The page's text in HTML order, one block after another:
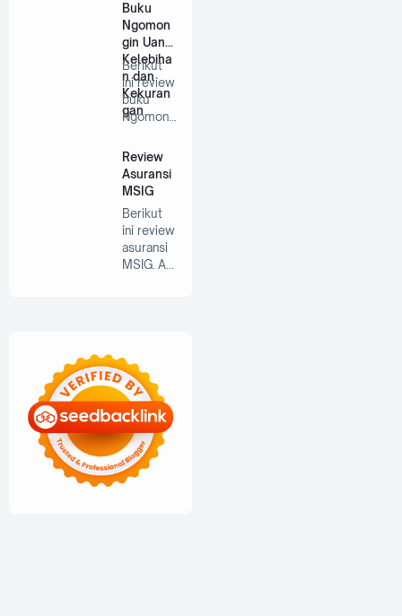
Buku
Ngomon
gin Uang:
Kelebiha
n dan
Kekuran
gan
Berikut
ini review
buku
Ngomong
mulai
dari…
Review
Asuransi
MSIG
Berikut
ini review
asuransi
MSIG. As